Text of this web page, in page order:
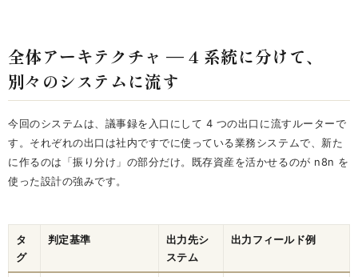
全体アーキテクチャ — 4 系統に分けて、
別々のシステムに流す
今回のシステムは、議事録を入口にして 4 つの出口に流すルーターで
す。それぞれの出口は社内ですでに使っている業務システムで、新た
に作るのは「振り分け」の部分だけ。既存資産を活かせるのが n8n を
使った設計の強みです。
タ
グ
判定基準
出力先シ
ステム
出力フィールド例